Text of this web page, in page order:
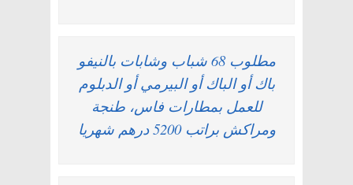
مطلوب 68 شباب وشابات بالنيفو
باك أو الباك أو البيرمي أو الدبلوم
للعمل بمطارات فاس، طنجة
ومراكش براتب 5200 درهم شهريا